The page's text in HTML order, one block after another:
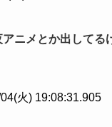
ニメとか出して
火) 19:08:31.905